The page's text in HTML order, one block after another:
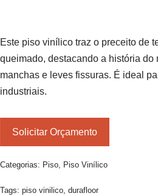
Este piso vinílico traz o preceito de
queimado, destacando a história
manchas e leves fissuras. É ideal
industriais.
Solicitar Orçamento
Categorias: Piso, Piso Vinílico
Tags:piso vinilico,durafloor